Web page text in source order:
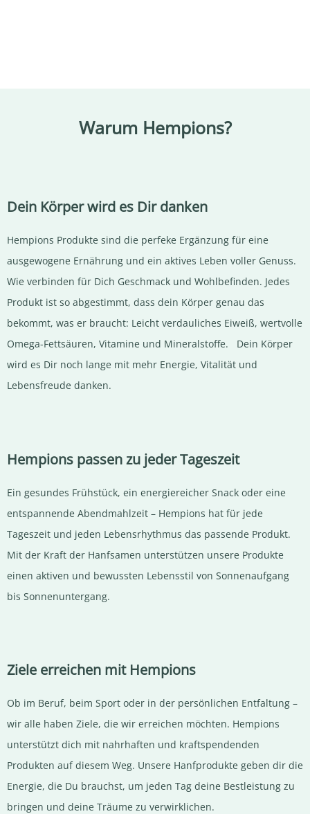
Warum Hempions?
Dein Körper wird es Dir danken
Hempions Produkte sind die perfeke Ergänzung für eine
ausgewogene Ernährung und ein aktives Leben voller Genuss.
Wie verbinden für Dich Geschmack und Wohlbefinden. Jedes
Produkt ist so abgestimmt, dass dein Körper genau das
bekommt, was er braucht: Leicht verdauliches Eiweiß, wertvolle
Omega-Fettsäuren, Vitamine und Mineralstoffe. Dein Körper
wird es Dir noch lange mit mehr Energie, Vitalität und
Lebensfreude danken.
Hempions passen zu jeder Tageszeit
Ein gesundes Frühstück, ein energiereicher Snack oder eine
entspannende Abendmahlzeit – Hempions hat für jede
Tageszeit und jeden Lebensrhythmus das passende Produkt.
Mit der Kraft der Hanfsamen unterstützen unsere Produkte
einen aktiven und bewussten Lebensstil von Sonnenaufgang
bis Sonnenuntergang.
Ziele erreichen mit Hempions
Ob im Beruf, beim Sport oder in der persönlichen Entfaltung –
wir alle haben Ziele, die wir erreichen möchten. Hempions
unterstützt dich mit nahrhaften und kraftspendenden
Produkten auf diesem Weg. Unsere Hanfprodukte geben dir die
Energie, die Du brauchst, um jeden Tag deine Bestleistung zu
bringen und deine Träume zu verwirklichen.